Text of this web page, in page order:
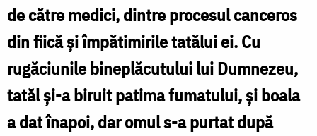
de către medici, dintre procesul canceros
din fiică şi împătimirile tatălui ei. Cu
rugăciunile bineplăcutului lui Dumnezeu,
tatăl şi-a biruit patima fumatului, şi boala
a dat înapoi, dar omul s-a purtat după